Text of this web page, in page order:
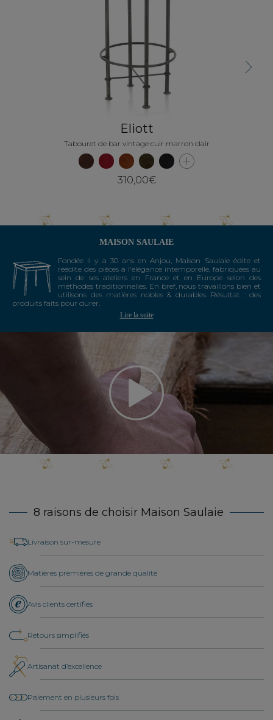
Eliott
Tabouret de bar vintage cuir marron clair
310,00€
Next
MAISON SAULAIE
Fondée il y a 30 ans en Anjou, Maison Saulaie édite et
réédite des pièces à l'élégance intemporelle, fabriquées au
sein de ses ateliers en France et en Europe selon des
méthodes traditionnelles. En bref, nous travaillons bien et
utilisons des matières nobles & durables. Résultat : des
produits faits pour durer.
Lire la suite
8 raisons de choisir Maison Saulaie
Livraison sur-mesure
Matières premières de grande qualité
Avis clients certifiés
Retours simplifiés
Artisanat d’excellence
Paiement en plusieurs fois